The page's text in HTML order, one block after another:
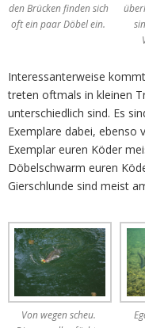
den Brücken finden sich
oft ein paar Döbel ein.
Interessanterweise
treten oftmals in kleinen
unterschiedlich sind. Es
Exemplare dabei, ebenso
Exemplar euren Köder
Döbelschwarm euren
Gierschlunde sind meist
Von wegen scheu.